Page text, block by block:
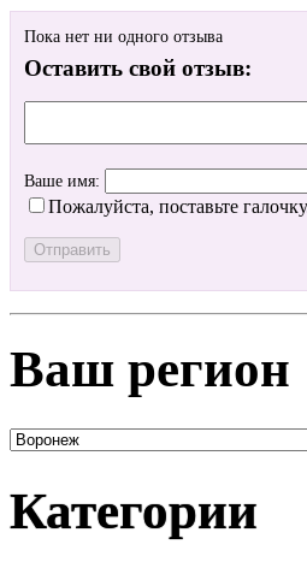
Пока нет ни одного отзыва
Оставить свой отзыв:
Ваше имя:
Пожалуйста, поставьте
Ваш регион
Категории